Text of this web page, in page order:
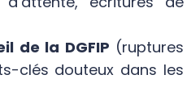
de la DGFIP (ruptures
clés douteux dans les